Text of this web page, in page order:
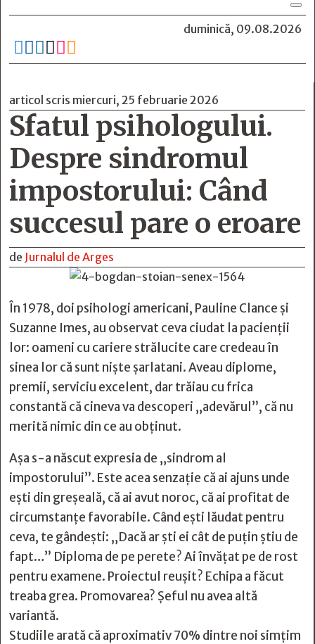
duminică, 09.08.2026
     
articol scris miercuri, 25 februarie 2026
Sfatul psihologului.
Despre sindromul
impostorului: Când
succesul pare o eroare
de Jurnalul de Arges
În 1978, doi psihologi americani, Pauline Clance și
Suzanne Imes, au observat ceva ciudat la pacienții
lor: oameni cu cariere strălucite care credeau în
sinea lor că sunt niște șarlatani. Aveau diplome,
premii, serviciu excelent, dar trăiau cu frica
constantă că cineva va descoperi „adevărul”, că nu
merită nimic din ce au obținut.
Așa s-a născut expresia de „sindrom al
impostorului”. Este acea senzație că ai ajuns unde
ești din greșeală, că ai avut noroc, că ai profitat de
circumstanțe favorabile. Când ești lăudat pentru
ceva, te gândești: „Dacă ar ști ei cât de puțin știu de
fapt…” Diploma de pe perete? Ai învățat pe de rost
pentru examene. Proiectul reușit? Echipa a făcut
treaba grea. Promovarea? Șeful nu avea altă
variantă.
Studiile arată că aproximativ 70% dintre noi simțim